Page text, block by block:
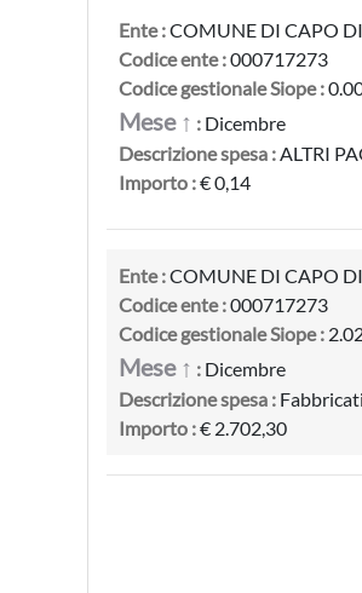
Ente :COMUNE DI CAPO
Codice ente :000717273
Codice gestionale Siope :
Mese ↑ : Dicembre
Descrizione spesa :ALTRI
Importo :€ 0,14
Ente :COMUNE DI CAPO
Codice ente :000717273
Codice gestionale Siope :
Mese ↑ : Dicembre
Descrizione spesa :
Importo :€ 2.702,30